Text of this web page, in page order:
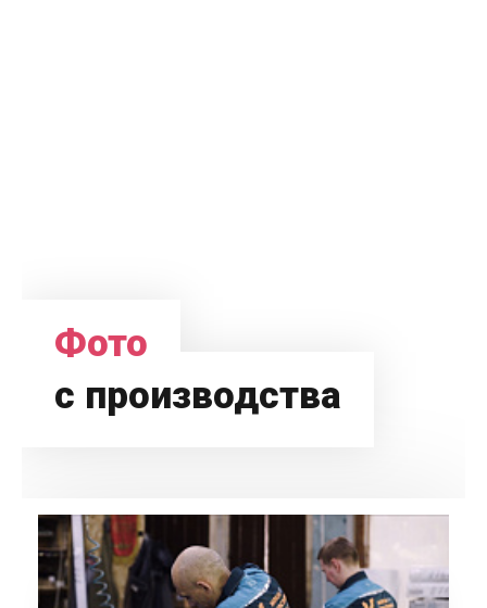
Фото
с производства